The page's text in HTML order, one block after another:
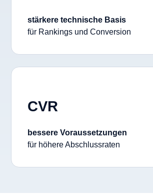
stärkere technische Basis
für Rankings und Conversion
CVR
bessere Voraussetzungen
für höhere Abschlussraten